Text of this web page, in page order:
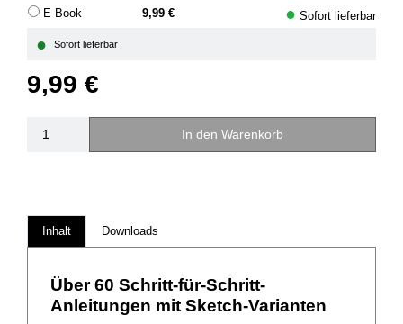
E-Book 9,99 € ● Sofort lieferbar
● Sofort lieferbar
9,99 €
In den Warenkorb
Inhalt Downloads
Über 60 Schritt-für-Schritt-
Anleitungen mit Sketch-Varianten